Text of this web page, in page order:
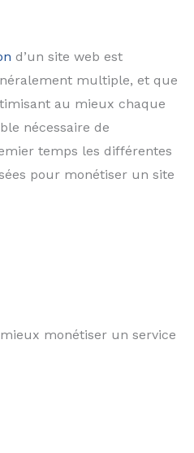
d’un site web est
multiple, et que
au mieux chaque
nécessaire de
temps les différentes
pour monétiser un site
monétiser un service